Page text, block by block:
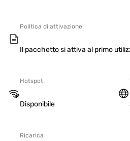
Politica di attivazione
Il pacchetto si attiva al primo
Hotspot
Disponibile
Ricarica